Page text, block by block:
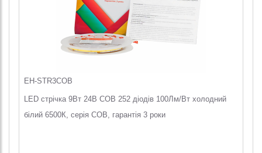
EH-STR3COB
LED стрічка 9Вт 24В COB 252 діодів 100Лм/Вт холодний
білий 6500К, серія COB, гарантія 3 роки